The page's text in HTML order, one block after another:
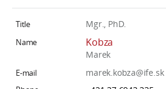
Mgr., PhD.
Kobza
Marek
marek.kobza@ife.sk